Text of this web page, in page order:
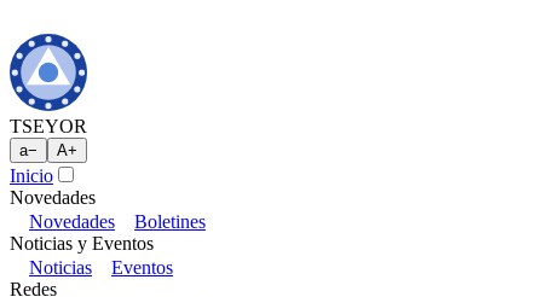
TSEYOR
a− A+
Inicio
Novedades
Novedades
Boletines
Noticias y Eventos
Noticias
Eventos
Redes